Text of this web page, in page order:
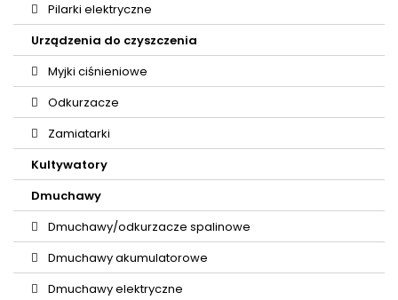
Pilarki elektryczne
Urządzenia do czyszczenia
Myjki ciśnieniowe
Odkurzacze
Zamiatarki
Kultywatory
Dmuchawy
Dmuchawy/odkurzacze spalinowe
Dmuchawy akumulatorowe
Dmuchawy elektryczne